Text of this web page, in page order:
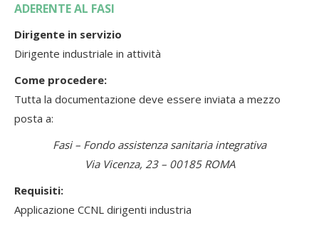
ADERENTE AL FASI
Dirigente in servizio
Dirigente industriale in attività
Come procedere:
Tutta la documentazione deve essere inviata a mezzo
posta a:
Fasi – Fondo assistenza sanitaria integrativa
Via Vicenza, 23 – 00185 ROMA
Requisiti:
Applicazione CCNL dirigenti industria